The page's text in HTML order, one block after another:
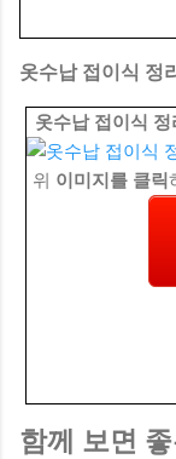
옷수납 접이식 정
옷수납 접이식
위 이미지를 클릭
함께 보면